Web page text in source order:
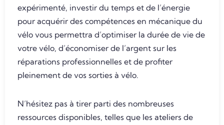
expérimenté, investir du temps et de l’énergie
pour acquérir des compétences en mécanique du
vélo vous permettra d’optimiser la durée de vie de
votre vélo, d’économiser de l’argent sur les
réparations professionnelles et de profiter
pleinement de vos sorties à vélo.
N’hésitez pas à tirer parti des nombreuses
ressources disponibles, telles que les ateliers de